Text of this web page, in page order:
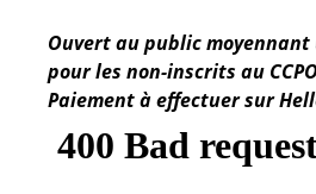
Ouvert au public moyennant
pour les non-inscrits au
Paiement à effectuer sur